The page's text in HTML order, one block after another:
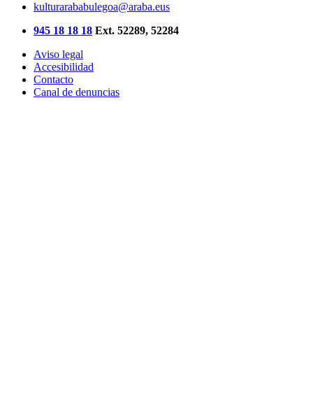
kulturarababulegoa@araba.eus
945 18 18 18 Ext. 52289, 52284
Aviso legal
Accesibilidad
Contacto
Canal de denuncias